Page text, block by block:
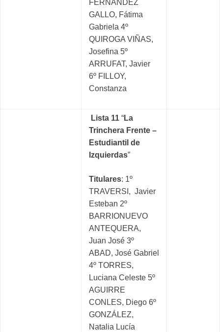
FERNÁNDEZ
GALLO, Fátima
Gabriela 4º
QUIROGA VIÑAS,
Josefina 5º
ARRUFAT, Javier
6º FILLOY,
Constanza
Lista 11 “La
Trinchera Frente –
Estudiantil de
Izquierdas”
Titulares: 1º
TRAVERSI, Javier
Esteban 2º
BARRIONUEVO
ANTEQUERA,
Juan José 3º
ABAD, José Gabriel
4º TORRES,
Luciana Celeste 5º
AGUIRRE
CONLES, Diego 6º
GONZÁLEZ,
Natalia Lucía